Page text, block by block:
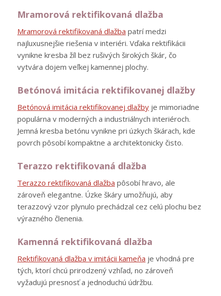
Mramorová rektifikovaná dlažba
Mramorová rektifikovaná dlažba patrí medzi
najluxusnejšie riešenia v interiéri. Vďaka rektifikácii
vynikne kresba žíl bez rušivých širokých škár, čo
vytvára dojem veľkej kamennej plochy.
Betónová imitácia rektifikovanej dlažby
Betónová imitácia rektifikovanej dlažby je mimoriadne
populárna v moderných a industriálnych interiéroch.
Jemná kresba betónu vynikne pri úzkych škárach, kde
povrch pôsobí kompaktne a architektonicky čisto.
Terazzo rektifikovaná dlažba
Terazzo rektifikovaná dlažba pôsobí hravo, ale
zároveň elegantne. Úzke škáry umožňujú, aby
terazzový vzor plynulo prechádzal cez celú plochu bez
výrazného členenia.
Kamenná rektifikovaná dlažba
Rektifikovaná dlažba v imitácii kameňa je vhodná pre
tých, ktorí chcú prirodzený vzhľad, no zároveň
vyžadujú presnosť a jednoduchú údržbu.